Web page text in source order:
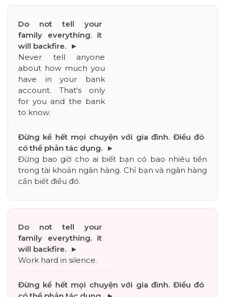
Never tell anyone
about how much you
have in your bank
account. That's only
for you and the bank
to know.
Đừng bao giờ cho ai biết bạn có bao nhiêu tiền
trong tài khoản ngân hàng. Chỉ bạn và ngân hàng
cần biết điều đó.
Work hard in silence.